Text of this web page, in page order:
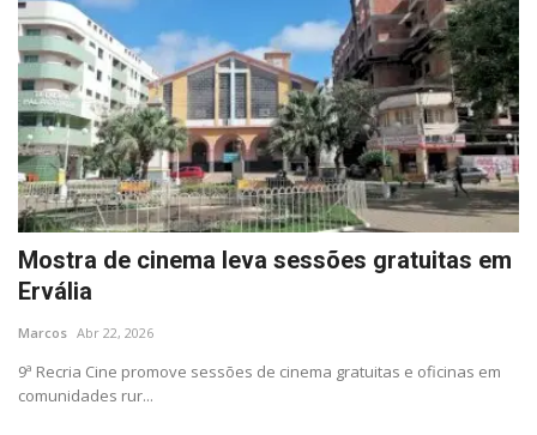
Esporte
Solidariedade
Meio Ambiente
Justiça
Obituário
Brasil
Minas Gerais
Mostra de cinema leva sessões gratuitas em
Ervália
Marcos Abr 22, 2026
9ª Recria Cine promove sessões de cinema gratuitas e oficinas em
comunidades rur...